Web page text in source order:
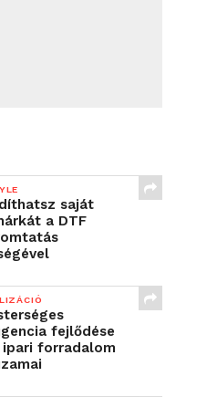
saját
a DTF
fejlődése
ipari forradalom